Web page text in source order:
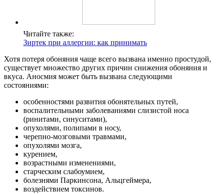
Читайте также:
Зиртек при аллергии: как принимать
Хотя потеря обоняния чаще всего вызвана именно простудой,
существует множество других причин снижения обоняния и
вкуса. Аносмия может быть вызвана следующими
состояниями:
особенностями развития обонятельных путей,
воспалительными заболеваниями слизистой носа
(ринитами, синуситами),
опухолями, полипами в носу,
черепно-мозговыми травмами,
опухолями мозга,
курением,
возрастными изменениями,
старческим слабоумием,
болезнями Паркинсона, Альцгеймера,
воздействием токсинов.